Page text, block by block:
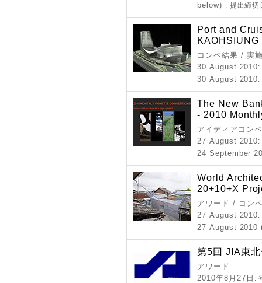
below) : 提出締切
Port and
KAOHSIUNG
コンペ結果 / 実
30 August 2010:
30 August 2010:
The New
- 2010
アイディアコン
27 August 2010:
24 September
World
20+10+X
アワード / コン
27 August 2010:
27 August 2010
第5回 JIA東
アワード
2010年8月27日 :